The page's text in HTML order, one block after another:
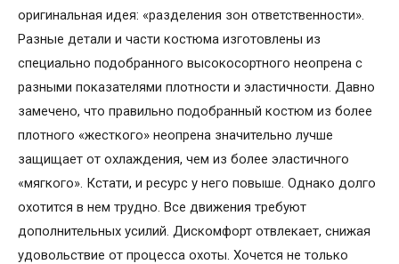
оригинальная идея: «разделения зон ответственности».
Разные детали и части костюма изготовлены из
специально подобранного высокосортного неопрена с
разными показателями плотности и эластичности. Давно
замечено, что правильно подобранный костюм из более
плотного «жесткого» неопрена значительно лучше
защищает от охлаждения, чем из более эластичного
«мягкого». Кстати, и ресурс у него повыше. Однако долго
охотится в нем трудно. Все движения требуют
дополнительных усилий. Дискомфорт отвлекает, снижая
удовольствие от процесса охоты. Хочется не только